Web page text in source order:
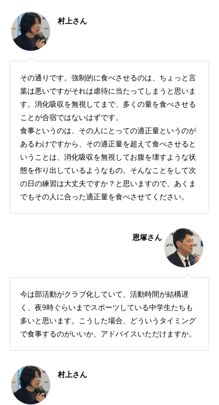
村上さん
その通りです。強制的に食べさせるのは、ちょっと言
葉は悪いですがそれは虐待に当たってしまうと思いま
す。消化吸収を無視してまで、多くの量を食べさせる
ことが合宿ではないはずです。
食事というのは、その人にとっての適正量というのが
あるわけですから、その適正量を超えて食べさせると
いうことは、消化吸収を無視してお腹を壊すような状
態を作り出しているようなもの。そんなことをして次
の日の練習は大丈夫ですか？と思いますので、あくま
でもその人に合った適正量を食べさせてください。
恩塚さん
今は部活動がクラブ化していて、活動時間が結構遅
く、夜9時ぐらいまでスポーツしている中学生たちも
多いと思います。こうした場合、どういうタイミング
で食事するのがいいか、アドバイスいただけますか。
村上さん